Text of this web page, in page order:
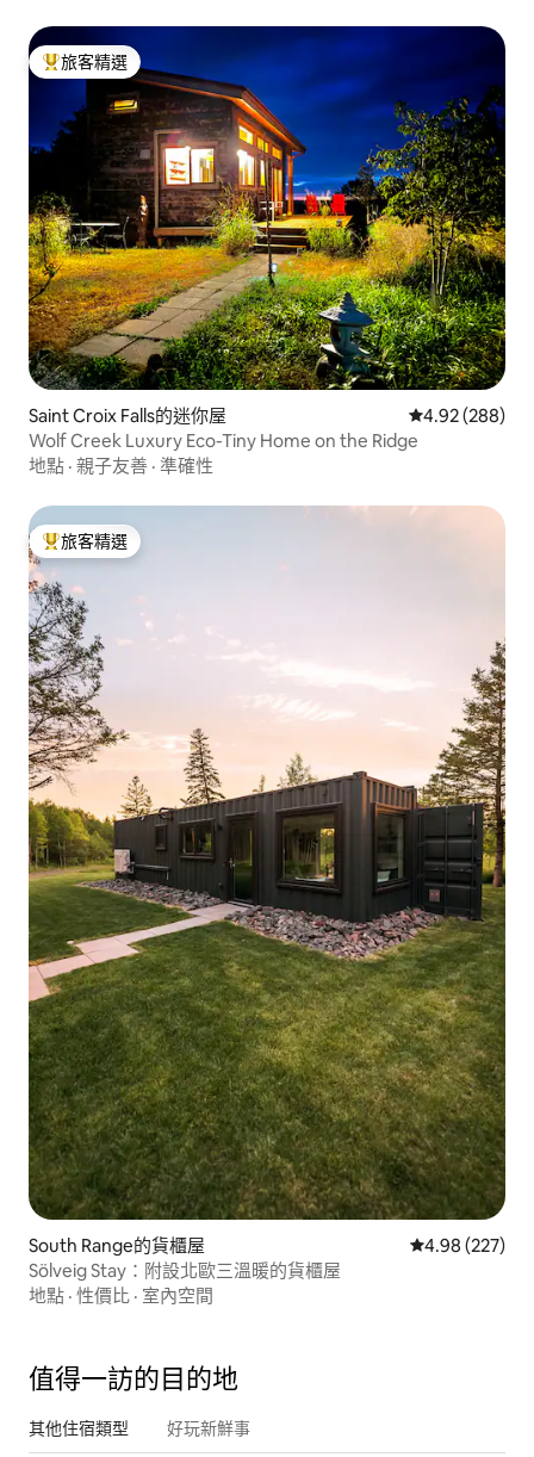
旅客精選榜首
旅客精選
Saint Croix Falls的迷你屋 從 288 則評價
4.92 (288)
Wolf Creek Luxury Eco-Tiny Home on the Ridge
地點 · 親子友善 · 準確性
旅客精選榜首
旅客精選
South Range的貨櫃屋 從 227 則評價
4.98 (227)
Sölveig Stay：附設北歐三溫暖的貨櫃屋
地點 · 性價比 · 室內空間
值得一訪的目的地
其他住宿類型 好玩新鮮事